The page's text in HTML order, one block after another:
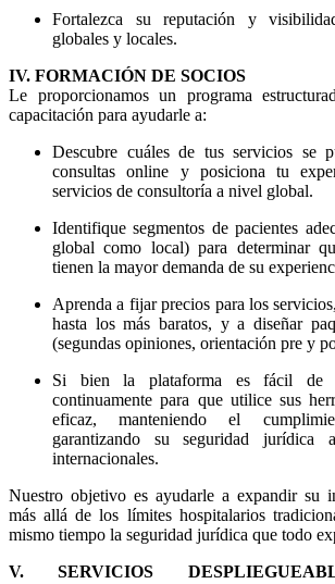
Fortalezca su reputación y
globales y locales.
IV. FORMACIÓN DE SOCIOS
Le proporcionamos un programa
capacitación para ayudarle a:
Descubre cuáles de tus servicios se
consultas online y posiciona tu
servicios de consultoría a nivel global.
Identifique segmentos de pacientes
global como local) para determinar
tienen la mayor demanda de su
Aprenda a fijar precios para los
hasta los más baratos, y a diseñar
(segundas opiniones, orientación pre y
Si bien la plataforma es fácil de
continuamente para que utilice sus
eficaz, manteniendo el
garantizando su seguridad jurídica
internacionales.
Nuestro objetivo es ayudarle a expandir su
más allá de los límites hospitalarios
mismo tiempo la seguridad jurídica que todo
V. SERVICIOS